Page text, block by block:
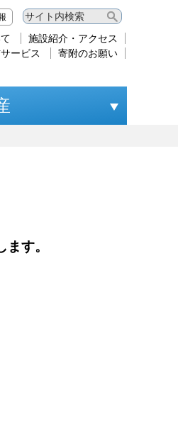
施設紹介・アクセス
ービス 寄附のお願い
す。